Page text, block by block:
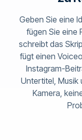
Geben Sie eine
fügen Sie eine
schreibt das
fügt einen
Instagram-
Untertitel, Musik
Kamera,